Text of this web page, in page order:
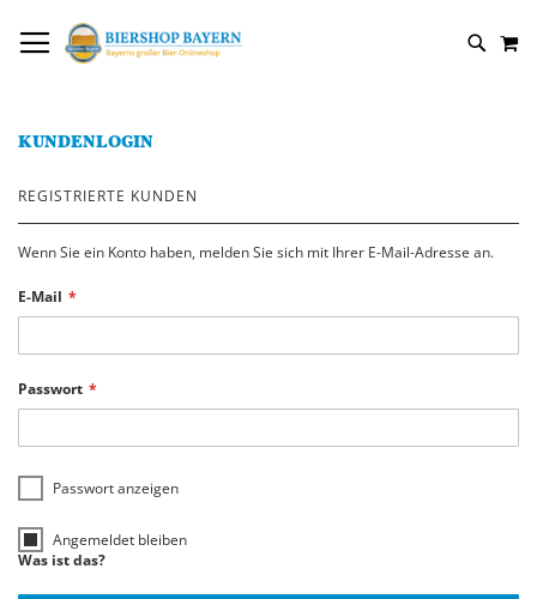
ZUM
INHALT
KUNDENLOGIN
REGISTRIERTE KUNDEN
Wenn Sie ein Konto haben, melden Sie sich mit Ihrer E-Mail-Adresse an.
E-Mail
Passwort
Passwort anzeigen
Angemeldet bleiben
Was ist das?